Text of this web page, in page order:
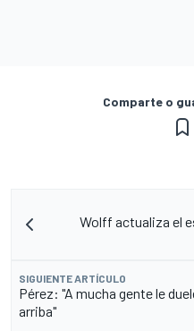
Comparte o
Wolff actualiza el
SIGUIENTE ARTÍCULO
Pérez: "A mucha gente le
arriba"